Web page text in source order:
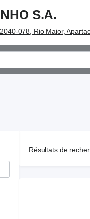
S.A.
078, Rio Maior,
Résultats de